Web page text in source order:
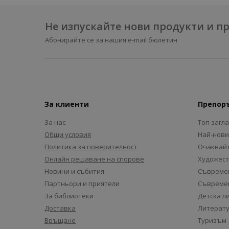
Не изпускайте нови продукти и
Абонирайте се за нашия e-mail бюлетин
За клиенти
За нас
Общи условия
Политика за поверителност
Онлайн решаване на спорове
Новини и събития
Партньори и приятели
За библиотеки
Доставка
Връщане
Топ
Най-
Детска
Туризъм